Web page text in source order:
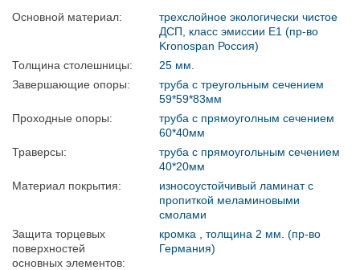
Основной материал:
трехслойное экологически чистое
ДСП, класс эмиссии Е1 (пр-во
Kronospan Россия)
Толщина столешницы:
25 мм.
Завершающие опоры:
труба с треугольным сечением
59*59*83мм
Проходные опоры:
труба с прямоуголным сечением
60*40мм
Траверсы:
труба с прямоугольным сечением
40*20мм
Материал покрытия:
износоустойчивый ламинат с
пропиткой меламиновыми
смолами
Защита торцевых
поверхностей
основных элементов:
кромка , толщина 2 мм. (пр-во
Германия)